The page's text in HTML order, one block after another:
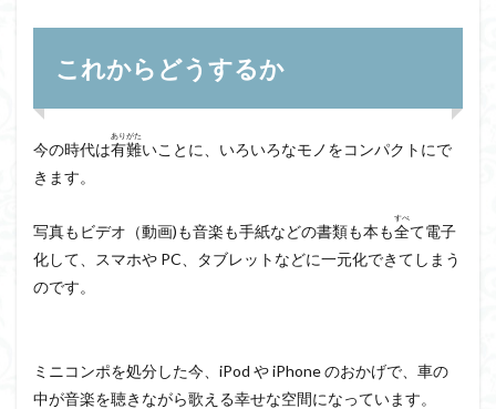
これからどうするか
今の時代は有難
ありがた
いことに、いろいろなモノをコンパクトにで
きます。
写真もビデオ（動画)も音楽も手紙などの書類も本も全
すべ
て電子
化して、スマホや PC、タブレットなどに一元化できてしまう
のです。
ミニコンポを処分した今、iPod や iPhone のおかげで、車の
中が音楽を聴きながら歌える幸せな空間になっています。